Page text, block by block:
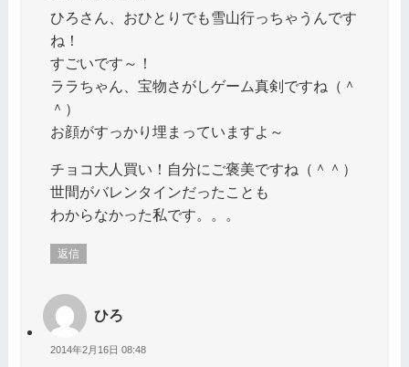
ひろさん、おひとりでも雪山行っちゃうんです
ね！
すごいです～！
ララちゃん、宝物さがしゲーム真剣ですね（＾
＾）
お顔がすっかり埋まっていますよ～
チョコ大人買い！自分にご褒美ですね（＾＾）
世間がバレンタインだったことも
わからなかった私です。。。
返信
ひろ
2014年2月16日 08:48